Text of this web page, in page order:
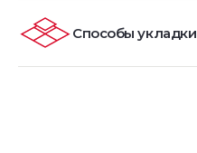
Способы укладки